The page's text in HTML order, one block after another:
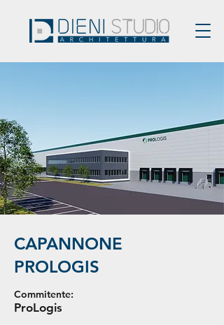
CAPANNONE
PROLOGIS
Commitente:
ProLogis